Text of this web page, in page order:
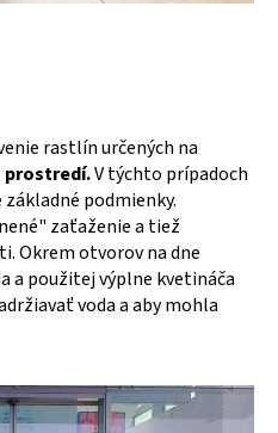
rastlín určených na
prostredí.V týchto prípadoch
podmienky.
zaťaženie a tiež
Okrem otvorov na dne
a použitej výplne kvetináča
voda a aby mohla